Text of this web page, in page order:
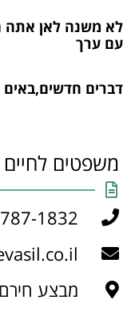
לא משנה לאן אתה
עם ערך
דברים
משפטים לחיים
1832
מבצע חירם 9 קריית גת